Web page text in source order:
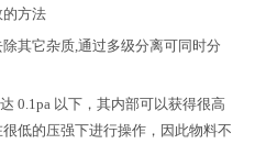
的方法
除其它杂质 通过多级分离可同时分
0.1pa 以下，其内部可以获得很高
低的压强下进行操作，因此物料不